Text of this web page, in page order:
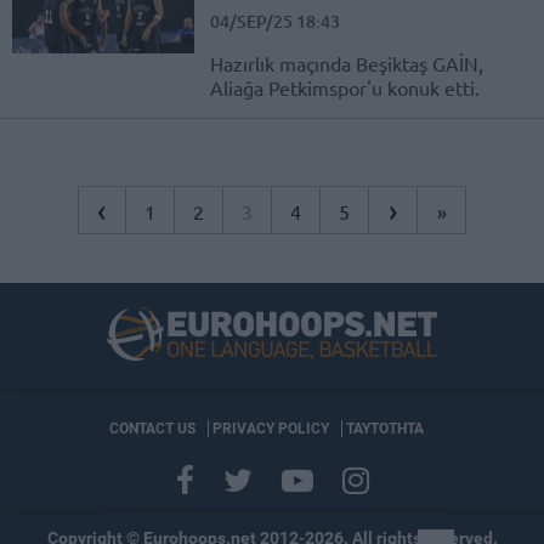
04/SEP/25 18:43
Hazırlık maçında Beşiktaş GAİN,
Aliağa Petkimspor'u konuk etti.
‹ 1 2 3 4 5 › »
CONTACT US PRIVACY POLICY ΤΑΥΤΟΤΗΤΑ
Copyright © Eurohoops.net 2012-2026. All rights reserved.